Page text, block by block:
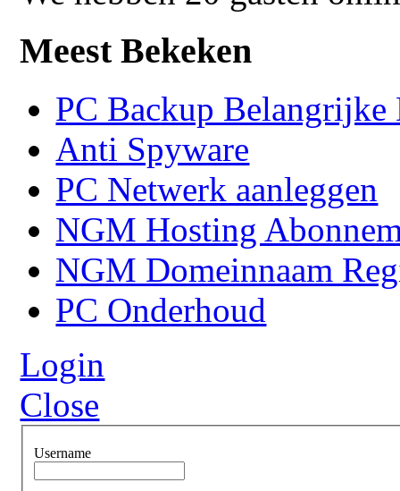
Meest Bekeken
PC Backup Belangrijke
Anti Spyware
PC Netwerk aanleggen
NGM Hosting
NGM Domeinnaam
PC Onderhoud
Login
Close
Username